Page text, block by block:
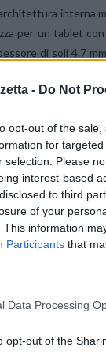
- Do Not
opt-out of the
for
selection. Please
interest-based
to third
of your
This information
Participants that
Data Processing
opt-out of the
interna
per un tablet
di soli 4.7
rinforzate.
rendendolo il
il
innovativo,
3K eccelle
applica con